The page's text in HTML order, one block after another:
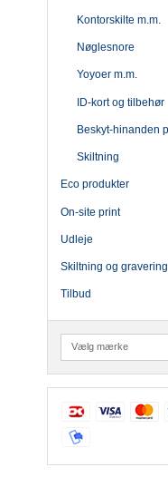
Kontorskilte m.m.
Nøglesnore
Yoyoer m.m.
ID-kort og tilbehør
Beskyt-hinanden
Skiltning
Eco produkter
On-site print
Udleje
Skiltning og gravering
Tilbud